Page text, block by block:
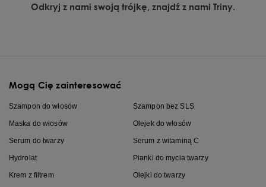
Odkryj z nami swoją trójkę, znajdź z nami Triny.
Mogą Cię zainteresować
Szampon do włosów Szampon bez SLS
Maska do włosów Olejek do włosów
Serum do twarzy Serum z witaminą C
Hydrolat Pianki do mycia twarzy
Krem z filtrem Olejki do twarzy